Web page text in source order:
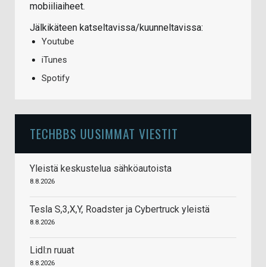
mobiiliaiheet.
Jälkikäteen katseltavissa/kuunneltavissa:
Youtube
iTunes
Spotify
TECHBBS UUSIMMAT VIESTIT
Yleistä keskustelua sähköautoista
8.8.2026
Tesla S,3,X,Y, Roadster ja Cybertruck yleistä
8.8.2026
Lidl:n ruuat
8.8.2026